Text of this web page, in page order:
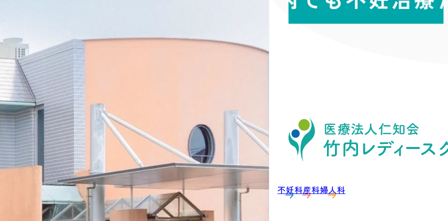
不妊科産科婦人科